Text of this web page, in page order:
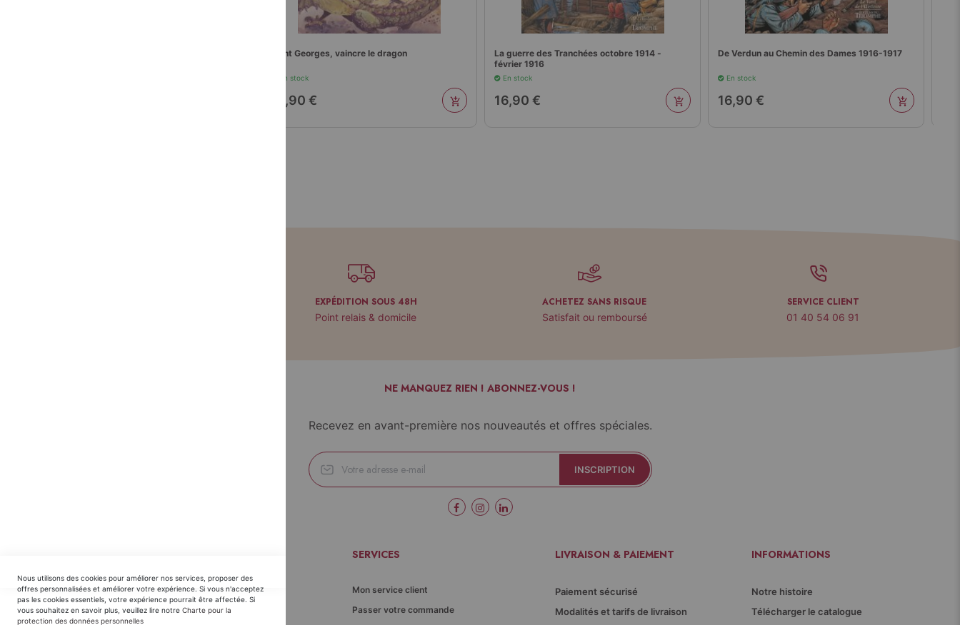
Saint Georges, vaincre le dragon
En stock
16,90 €
La guerre des Tranchées octobre 1914 -
février 1916
En stock
16,90 €
De Verdun au Chemin des Dames 1916-1917
En stock
16,90 €
EXPÉDITION SOUS 48H
Point relais & domicile
ACHETEZ SANS RISQUE
Satisfait ou remboursé
SERVICE CLIENT
01 40 54 06 91
NE MANQUEZ RIEN ! ABONNEZ-VOUS !
Recevez en avant-première nos nouveautés et offres spéciales.
INSCRIPTION
Horaires SAV :
du Lundi au Jeudi : 9h30 -12h30 / 14h - 17h30
Vendredi : 9h30 - 12h30 / 14h - 16h00
SERVICES
Mon service client
Passer votre commande
LIVRAISON & PAIEMENT
Paiement sécurisé
Modalités et tarifs de livraison
INFORMATIONS
Notre histoire
Télécharger le catalogue
Nous utilisons des cookies pour améliorer nos services, proposer des
offres personnalisées et améliorer votre expérience. Si vous n'acceptez
pas les cookies essentiels, votre expérience pourrait être affectée. Si
vous souhaitez en savoir plus, veuillez lire notre Charte pour la
protection des données personnelles